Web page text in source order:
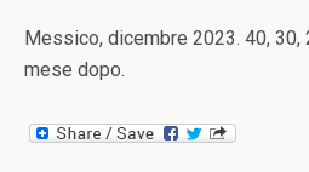
Messico, dicembre 2023. 40, 30,
mese dopo.